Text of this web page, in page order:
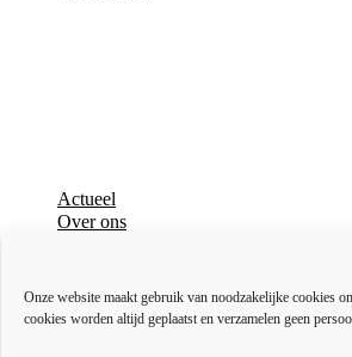
Onze website maakt gebruik van noodzakelijke cookies
cookies worden altijd geplaatst en verzamelen geen
Actueel
Over ons
Vacatures
Inkoop en aanbesteden